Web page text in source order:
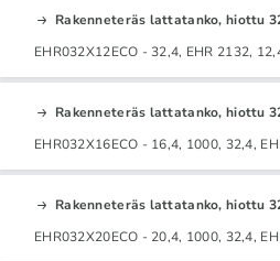
Rakenneteräs lattatanko, hiottu
EHR032X12ECO - 32,4, EHR 2132,
Rakenneteräs lattatanko, hiottu
EHR032X16ECO - 16,4, 1000, 32,4,
Rakenneteräs lattatanko, hiottu
EHR032X20ECO - 20,4, 1000, 32,4,